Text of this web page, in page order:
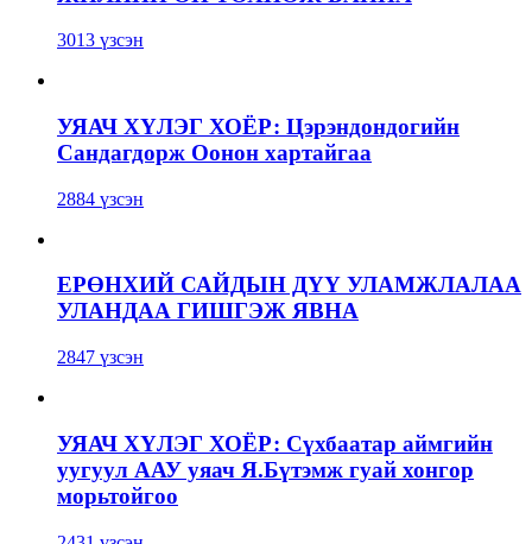
3013 үзсэн
УЯАЧ ХҮЛЭГ ХОЁР: Цэрэндондогийн
Сандагдорж Оонон хартайгаа
2884 үзсэн
ЕРӨНХИЙ САЙДЫН ДҮҮ УЛАМЖЛАЛАА
УЛАНДАА ГИШГЭЖ ЯВНА
2847 үзсэн
УЯАЧ ХҮЛЭГ ХОЁР: Сүхбаатар аймгийн
уугуул ААУ уяач Я.Бүтэмж гуай хонгор
морьтойгоо